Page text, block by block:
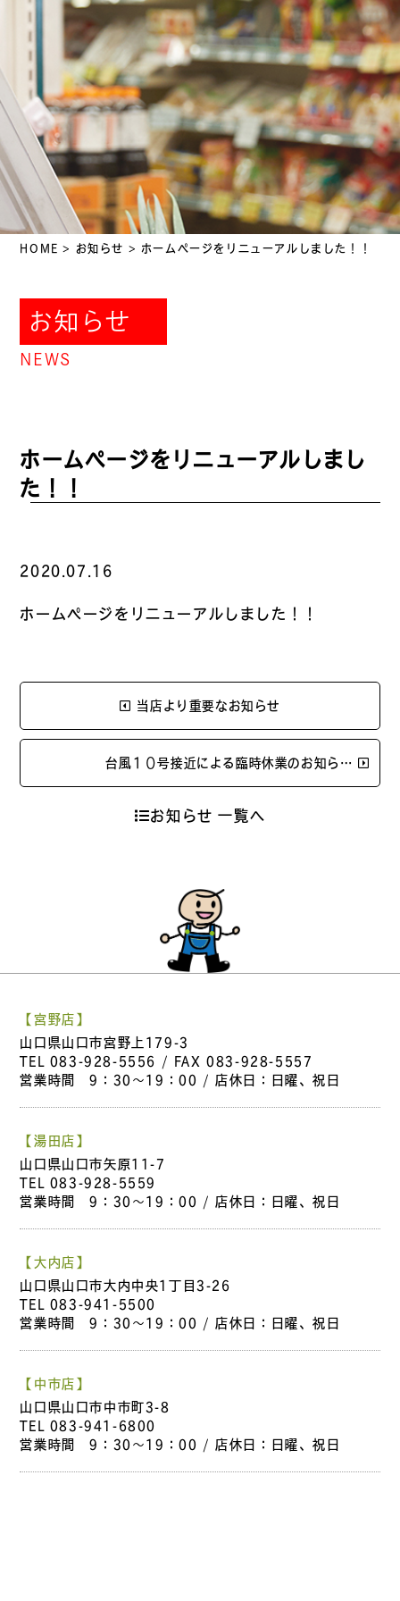
HOME > お知らせ > ホームページをリニューアルしました！！
お知らせ
NEWS
ホームページをリニューアルしまし
た！！
2020.07.16
ホームページをリニューアルしました！！
当店より重要なお知らせ
台風１０号接近による臨時休業のお知ら…
お知らせ 一覧へ
【宮野店】
山口県山口市宮野上179-3
TEL 083-928-5556 / FAX 083-928-5557
営業時間 9：30～19：00 / 店休日：日曜、祝日
【湯田店】
山口県山口市矢原11-7
TEL 083-928-5559
営業時間 9：30～19：00 / 店休日：日曜、祝日
【大内店】
山口県山口市大内中央1丁目3-26
TEL 083-941-5500
営業時間 9：30～19：00 / 店休日：日曜、祝日
【中市店】
山口県山口市中市町3-8
TEL 083-941-6800
営業時間 9：30～19：00 / 店休日：日曜、祝日